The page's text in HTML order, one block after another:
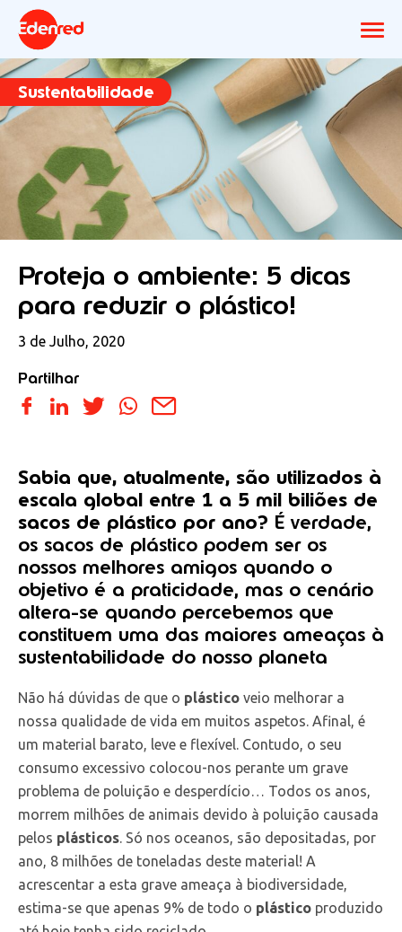
Sustentabilidade
Proteja o ambiente: 5 dicas
para reduzir o plástico!
3 de Julho, 2020
Partilhar
Sabia que, atualmente, são utilizados à
escala global entre 1 a 5 mil biliões de
sacos de plástico por ano? É verdade,
os sacos de plástico podem ser os
nossos melhores amigos quando o
objetivo é a praticidade, mas o cenário
altera-se quando percebemos que
constituem uma das maiores ameaças à
sustentabilidade do nosso planeta
Não há dúvidas de que o plástico veio melhorar a
nossa qualidade de vida em muitos aspetos. Afinal, é
um material barato, leve e flexível. Contudo, o seu
consumo excessivo colocou-nos perante um grave
problema de poluição e desperdício… Todos os anos,
morrem milhões de animais devido à poluição causada
pelos plásticos . Só nos oceanos, são depositadas, por
ano, 8 milhões de toneladas deste material! A
acrescentar a esta grave ameaça à biodiversidade,
estima-se que apenas 9% de todo o plástico produzido